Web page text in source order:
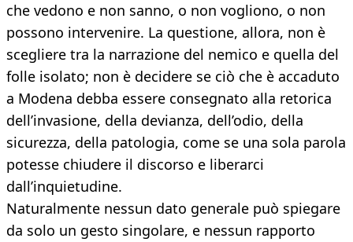
che vedono e non sanno, o non vogliono, o non
possono intervenire. La questione, allora, non è
scegliere tra la narrazione del nemico e quella del
folle isolato; non è decidere se ciò che è accaduto
a Modena debba essere consegnato alla retorica
dell’invasione, della devianza, dell’odio, della
sicurezza, della patologia, come se una sola parola
potesse chiudere il discorso e liberarci
dall’inquietudine.
Naturalmente nessun dato generale può spiegare
da solo un gesto singolare, e nessun rapporto